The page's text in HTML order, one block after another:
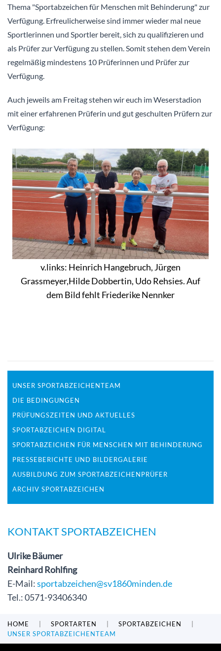
Thema "Sportabzeichen für Menschen mit Behinderung" zur
Verfügung. Erfreulicherweise sind immer wieder mal neue
Sportlerinnen und Sportler bereit, sich zu qualifizieren und
als Prüfer zur Verfügung zu stellen. Somit stehen dem Verein
regelmäßig mindestens 10 Prüferinnen und Prüfer zur
Verfügung.
Auch jeweils am Freitag stehen wir euch im Weserstadion
mit einer erfahrenen Prüferin und gut geschulten Prüfern zur
Verfügung:
v.links: Heinrich Hangebruch, Jürgen
Grassmeyer,Hilde Dobbertin, Udo Rehsies. Auf
dem Bild fehlt Friederike Nennker
UNSER SPORTABZEICHENTEAM
DIE BEDINGUNGEN
PRÜFUNGSZEITEN UND AKTUELLES
SPORTABZEICHEN DIGITAL
SPORTABZEICHEN FÜR MENSCHEN MIT BEHINDERUNG
PRESSEBERICHTE UND BILDERGALERIE
AUSBILDUNG ZUM SPORTABZEICHENPRÜFER
ARCHIV SPORTABZEICHEN
KONTAKT SPORTABZEICHEN
Ulrike Bäumer
Reinhard Rohlfing
E-Mail:sportabzeichen@sv1860minden.de
Tel.: 0571-93406340
HOME SPORTARTEN
SPORTABZEICHEN
UNSER SPORTABZEICHENTEAM